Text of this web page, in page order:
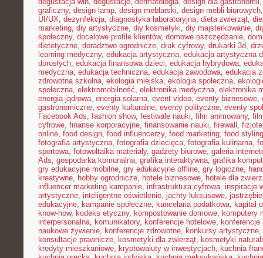
graficzny, design lamp, design meblarski, design mebli biurowych
UI/UX, dezynfekcja, diagnostyka laboratoryjna, dieta zwierząt,
marketing, diy artystyczne, diy kosmetyki, diy majsterkowanie,
społeczny, docelowe profile klientów, domowe oszczędzanie,
dietetyczne, doradztwo ogrodnicze, druk cyfrowy, drukarki 3d,
learning medyczny, edukacja artystyczna, edukacja artystyczna
dorosłych, edukacja finansowa dzieci, edukacja hybrydowa,
medyczna, edukacja techniczna, edukacja zawodowa, edukacja
zdrowotna szkolna, ekologia miejska, ekologia społeczna,
społeczna, elektromobilność, elektronika medyczna, elektronika
energia jądrowa, energia solarna, event video, eventy biznesowe,
gastronomiczne, eventy kulturalne, eventy polityczne, eventy
Facebook Ads, fashion show, festiwale nauki, film animowany,
cyfrowe, finanse korporacyjne, finansowanie nauki, firewall ,
online, food design, food influencerzy, food marketing, food styling
fotografia artystyczna, fotografia dziecięca, fotografia kulinarna,
sportowa, fotowoltaika materiały, gadżety biurowe, galeria
Ads, gospodarka komunalna, grafika interaktywna, grafika
gry edukacyjne mobilne, gry edukacyjne offline, gry logiczne,
kreatywne, hobby ogrodnicze, hotele biznesowe, hotele dla
influencer marketing kampanie, infrastruktura cyfrowa, inspiracje
artystyczne, inteligentne oświetlenie, jachty luksusowe,
edukacyjne, kampanie społeczne, kancelaria podatkowa, kapitał
know-how, kodeks etyczny, kompostowanie domowe, komputery
interpersonalna, komunikatory, konferencje hotelowe, konferencje
naukowe żywienie, konferencje zdrowotne, konkursy artystyczne,
konsultacje prawnicze, kosmetyki dla zwierząt, kosmetyki
kredyty mieszkaniowe, kryptowaluty w inwestycjach, kuchnia